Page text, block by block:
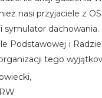
nasi przyjaciele z
symulator dachowania.
Podstawowej i
tego